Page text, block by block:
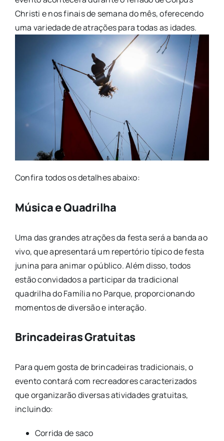
Christi e nos finais de semana do mês, oferecendo
uma variedade de atrações para todas as idades.
Confira todos os detalhes abaixo:
Música e Quadrilha
Uma das grandes atrações da festa será a banda ao
vivo, que apresentará um repertório típico de festa
junina para animar o público. Além disso, todos
estão convidados a participar da tradicional
quadrilha do Família no Parque, proporcionando
momentos de diversão e interação.
Brincadeiras Gratuitas
Para quem gosta de brincadeiras tradicionais, o
evento contará com recreadores caracterizados
que organizarão diversas atividades gratuitas,
incluindo:
Corrida de saco